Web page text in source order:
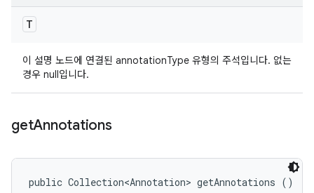
T
이 설명 노드에 연결된 annotationType 유형의 주석입니다. 없는
경우 null입니다.
getAnnotations
public Collection<Annotation> getAnnotations ()